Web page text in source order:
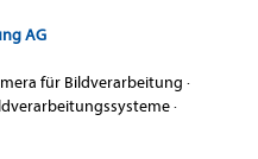
AG
für Bildverarbeitung ·
·